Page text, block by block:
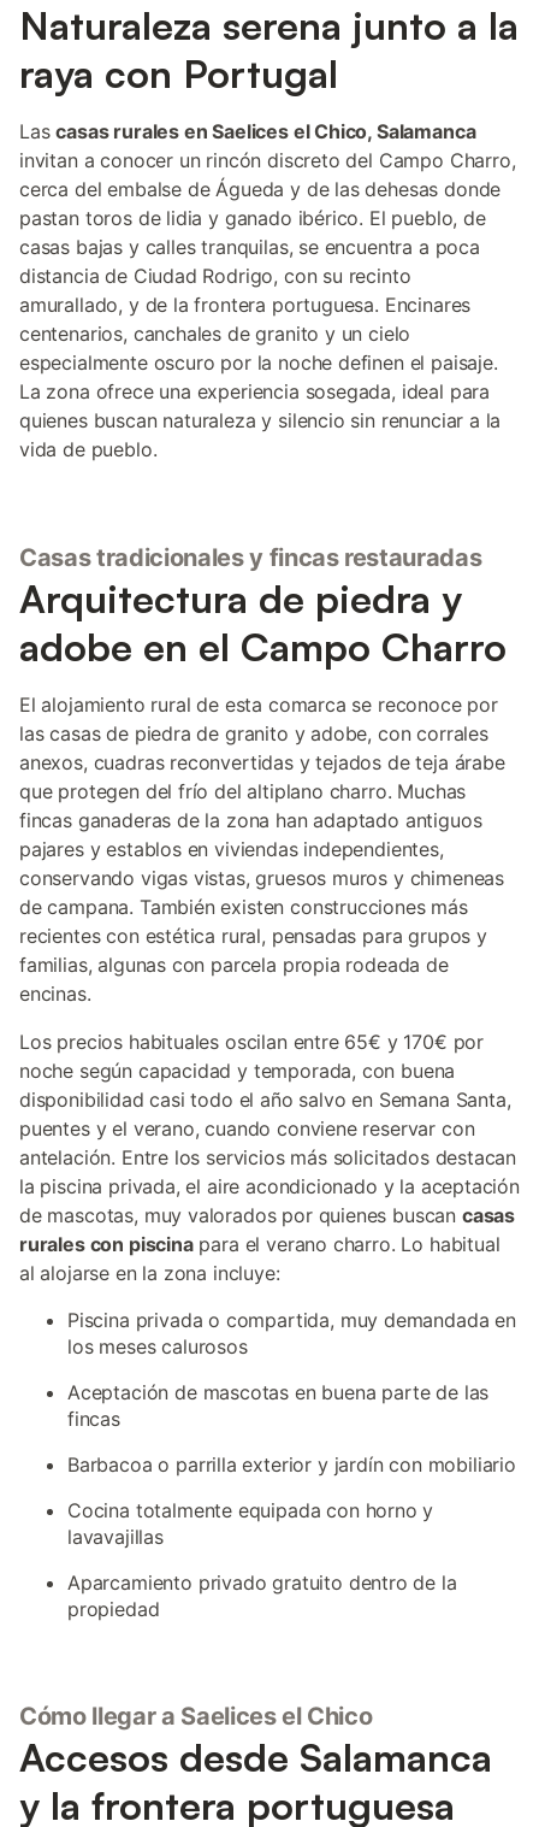
Naturaleza serena junto a la
raya con Portugal
Lascasas rurales en Saelices el Chico, Salamanca
invitan a conocer un rincón discreto del Campo Charro,
cerca del embalse de Águeda y de las dehesas donde
pastan toros de lidia y ganado ibérico. El pueblo, de
casas bajas y calles tranquilas, se encuentra a poca
distancia de Ciudad Rodrigo, con su recinto
amurallado, y de la frontera portuguesa. Encinares
centenarios, canchales de granito y un cielo
especialmente oscuro por la noche definen el paisaje.
La zona ofrece una experiencia sosegada, ideal para
quienes buscan naturaleza y silencio sin renunciar a la
vida de pueblo.
Casas tradicionales y fincas restauradas
Arquitectura de piedra y
adobe en el Campo Charro
El alojamiento rural de esta comarca se reconoce por
las casas de piedra de granito y adobe, con corrales
anexos, cuadras reconvertidas y tejados de teja árabe
que protegen del frío del altiplano charro. Muchas
fincas ganaderas de la zona han adaptado antiguos
pajares y establos en viviendas independientes,
conservando vigas vistas, gruesos muros y chimeneas
de campana. También existen construcciones más
recientes con estética rural, pensadas para grupos y
familias, algunas con parcela propia rodeada de
encinas.
Los precios habituales oscilan entre 65€ y 170€ por
noche según capacidad y temporada, con buena
disponibilidad casi todo el año salvo en Semana Santa,
puentes y el verano, cuando conviene reservar con
antelación. Entre los servicios más solicitados destacan
la piscina privada, el aire acondicionado y la aceptación
de mascotas, muy valorados por quienes buscan casas
rurales con piscinapara el verano charro. Lo habitual
al alojarse en la zona incluye:
Piscina privada o compartida, muy demandada en
los meses calurosos
Aceptación de mascotas en buena parte de las
fincas
Barbacoa o parrilla exterior y jardín con mobiliario
Cocina totalmente equipada con horno y
lavavajillas
Aparcamiento privado gratuito dentro de la
propiedad
Cómo llegar a Saelices el Chico
Accesos desde Salamanca
y la frontera portuguesa